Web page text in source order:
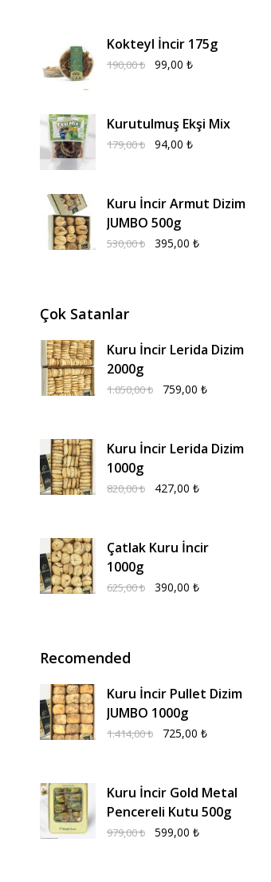
Kokteyl İncir 175g
190,00₺ 99,00 ₺
Kurutulmuş Ekşi Mix
179,00₺ 94,00 ₺
Kuru İncir Armut Dizim
JUMBO 500g
530,00₺ 395,00 ₺
Çok Satanlar
Kuru İncir Lerida Dizim
2000g
1.050,00₺ 759,00 ₺
Kuru İncir Lerida Dizim
1000g
820,00₺ 427,00 ₺
Çatlak Kuru İncir
1000g
625,00₺ 390,00 ₺
Recomended
Kuru İncir Pullet Dizim
JUMBO 1000g
1.414,00₺ 725,00 ₺
Kuru İncir Gold Metal
Pencereli Kutu 500g
979,00₺ 599,00 ₺